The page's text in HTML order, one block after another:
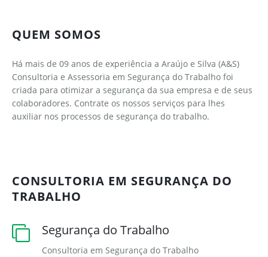
QUEM SOMOS
Há mais de 09 anos de experiência a Araújo e Silva (A&S)
Consultoria e Assessoria em Segurança do Trabalho foi
criada para otimizar a segurança da sua empresa e de seus
colaboradores. Contrate os nossos serviços para lhes
auxiliar nos processos de segurança do trabalho.
CONSULTORIA EM SEGURANÇA DO
TRABALHO
Segurança do Trabalho
Consultoria em Segurança do Trabalho